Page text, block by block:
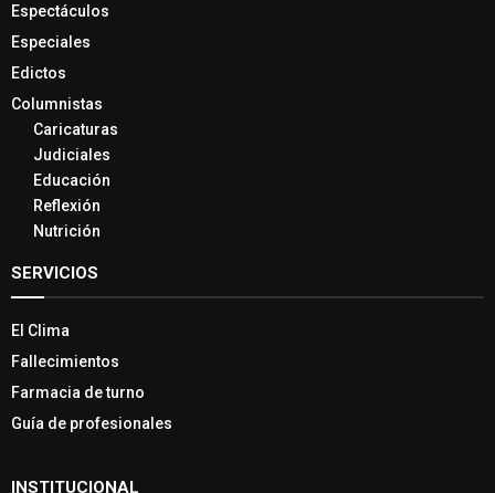
Espectáculos
Especiales
Edictos
Columnistas
Caricaturas
Judiciales
Educación
Reflexión
Nutrición
SERVICIOS
El Clima
Fallecimientos
Farmacia de turno
Guía de profesionales
INSTITUCIONAL